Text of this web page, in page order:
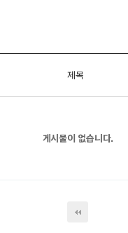
제목
게시물이 없습니다.